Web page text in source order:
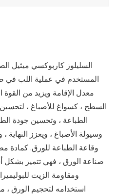
المستخدم في عملية اللب في
معدل الإقامة ويزيد من
السطح ، كسواغ للأصباغ ، لتحسين
الطباعة ، وتحسين جودة
وسيولة الأصباغ ، ويعزز النهاية
وقاعة الطباعة للورق. كمادة
صناعة الورق ، فهي تتميز
ومقاومة الزيت
استخدامه لتحجيم الورق ،